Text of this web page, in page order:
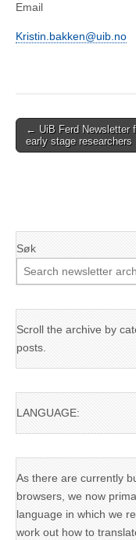
Email
Kristin.bakken@uib.no
Post
navigation
← UiB Ferd Newsletter
early stage researchers
Søk
Scroll the archive by
posts.
LANGUAGE:
As there are currently
browsers, we now
language in which we
work out how to